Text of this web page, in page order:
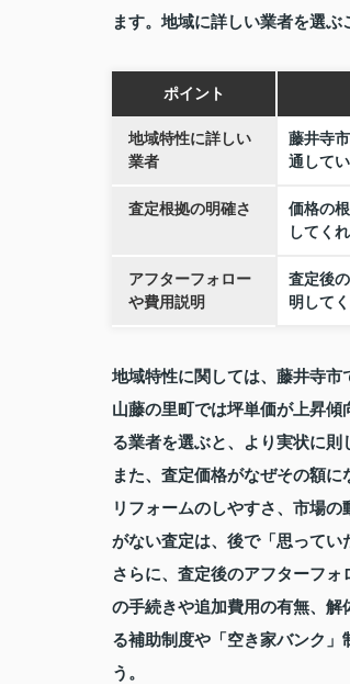
ます。地域に詳しい業者を選ぶ
ポイント
地域特性に詳しい
業者
藤井寺
通して
査定根拠の明確さ
価格の
してく
アフターフォロー
や費用説明
査定後
明して
地域特性に関しては、藤井寺
山藤の里町では坪単価が上昇
る業者を選ぶと、より実状に則
また、査定価格がなぜその額
リフォームのしやすさ、市場
がない査定は、後で「思ってい
さらに、査定後のアフターフ
の手続きや追加費用の有無、
る補助制度や「空き家バンク
う。